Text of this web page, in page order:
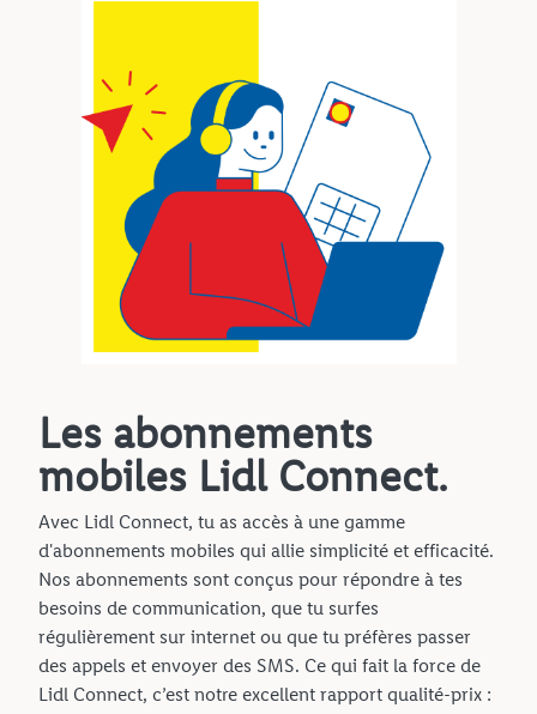
Les abonnements
mobiles Lidl Connect.
Avec Lidl Connect, tu as accès à une gamme
d'abonnements mobiles qui allie simplicité et efficacité.
Nos abonnements sont conçus pour répondre à tes
besoins de communication, que tu surfes
régulièrement sur internet ou que tu préfères passer
des appels et envoyer des SMS. Ce qui fait la force de
Lidl Connect, c’est notre excellent rapport qualité-prix :